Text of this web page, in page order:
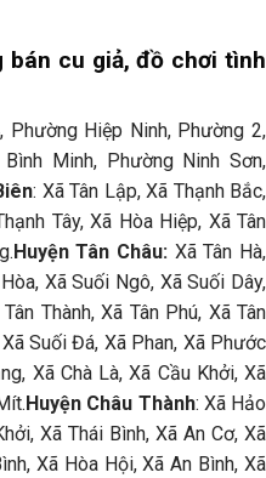
bán cu giả, đồ chơi tình
Phường Hiệp Ninh, Phường 2,
Minh, Phường Ninh Sơn,
: Xã Tân Lập, Xã Thạnh Bắc,
Tây, Xã Hòa Hiệp, Xã Tân
Huyện Tân Châu: Xã Tân Hà,
Xã Suối Ngô, Xã Suối Dây,
Thành, Xã Tân Phú, Xã Tân
Suối Đá, Xã Phan, Xã Phước
Xã Chà Là, Xã Cầu Khởi, Xã
Huyện Châu Thành: Xã Hảo
Xã Thái Bình, Xã An Cơ, Xã
Xã Hòa Hội, Xã An Bình, Xã